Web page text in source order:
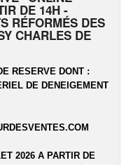
DE 14H -
RÉFORMÉS DES
CHARLES DE
RESERVE DONT :
DE DENEIGEMENT
2026 A PARTIR DE